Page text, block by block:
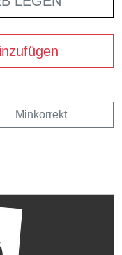
Minkorrekt